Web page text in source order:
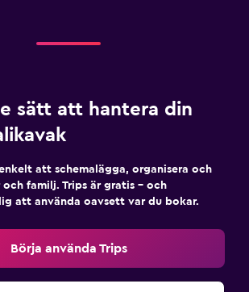
sätt att hantera din
att schemalägga, organisera och
och familj. Trips är gratis – och
att använda oavsett var du bokar.
Börja använda Trips